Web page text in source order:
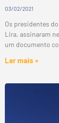
03/02/2021
Os presidentes
Lira, assinaram
um documento
Ler mais »